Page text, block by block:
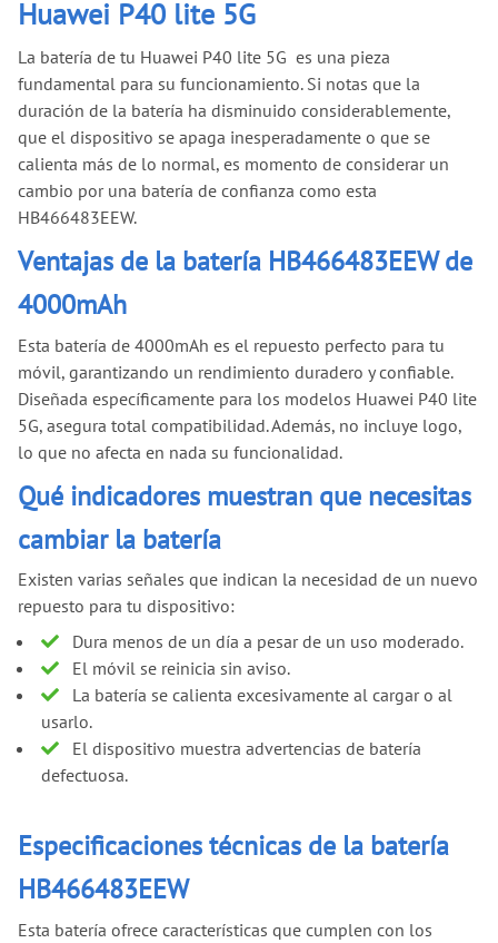
Huawei P40 lite 5G
La batería de tu Huawei P40 lite 5G es una pieza
fundamental para su funcionamiento. Si notas que la
duración de la batería ha disminuido considerablemente,
que el dispositivo se apaga inesperadamente o que se
calienta más de lo normal, es momento de considerar un
cambio por una batería de confianza como esta
HB466483EEW.
Ventajas de la batería HB466483EEW de
4000mAh
Esta batería de 4000mAh es el repuesto perfecto para tu
móvil, garantizando un rendimiento duradero y confiable.
Diseñada específicamente para los modelos Huawei P40 lite
5G, asegura total compatibilidad. Además, no incluye logo,
lo que no afecta en nada su funcionalidad.
Qué indicadores muestran que necesitas
cambiar la batería
Existen varias señales que indican la necesidad de un nuevo
repuesto para tu dispositivo:
Dura menos de un día a pesar de un uso moderado.
El móvil se reinicia sin aviso.
La batería se calienta excesivamente al cargar o al
usarlo.
El dispositivo muestra advertencias de batería
defectuosa.
Especificaciones técnicas de la batería
HB466483EEW
Esta batería ofrece características que cumplen con los